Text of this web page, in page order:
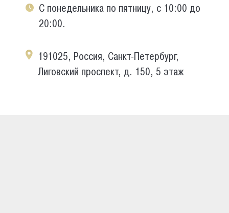
С понедельника по пятницу, с 10:00 до
20:00.
191025, Россия, Санкт-Петербург,
Лиговский проспект, д. 150, 5 этаж